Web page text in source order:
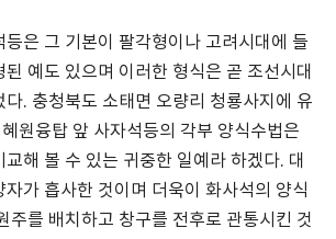
등은 그 기본이 팔각형이나 고려시대에 들
예도 있으며 이러한 형식은 곧 조선시대
다. 충청북도 소태면 오량리 청룡사지에 유
원융탑 앞 사자석등의 각부 양식수법은
해 볼 수 있는 귀중한 일예라 하겠다. 대
자가 흡사한 것이며 더욱이 화사석의 양식
주를 배치하고 창구를 전후로 관통시킨 것